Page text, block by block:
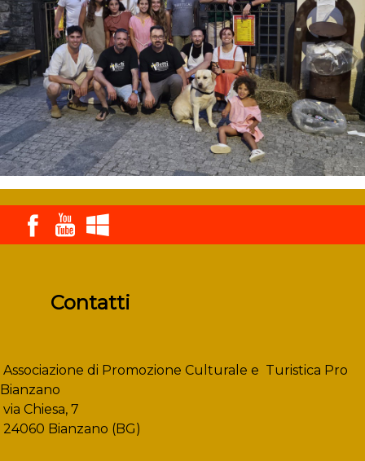
Contatti
Associazione di Promozione Culturale e Turistica Pro
Bianzano
via Chiesa, 7
24060 Bianzano (BG)